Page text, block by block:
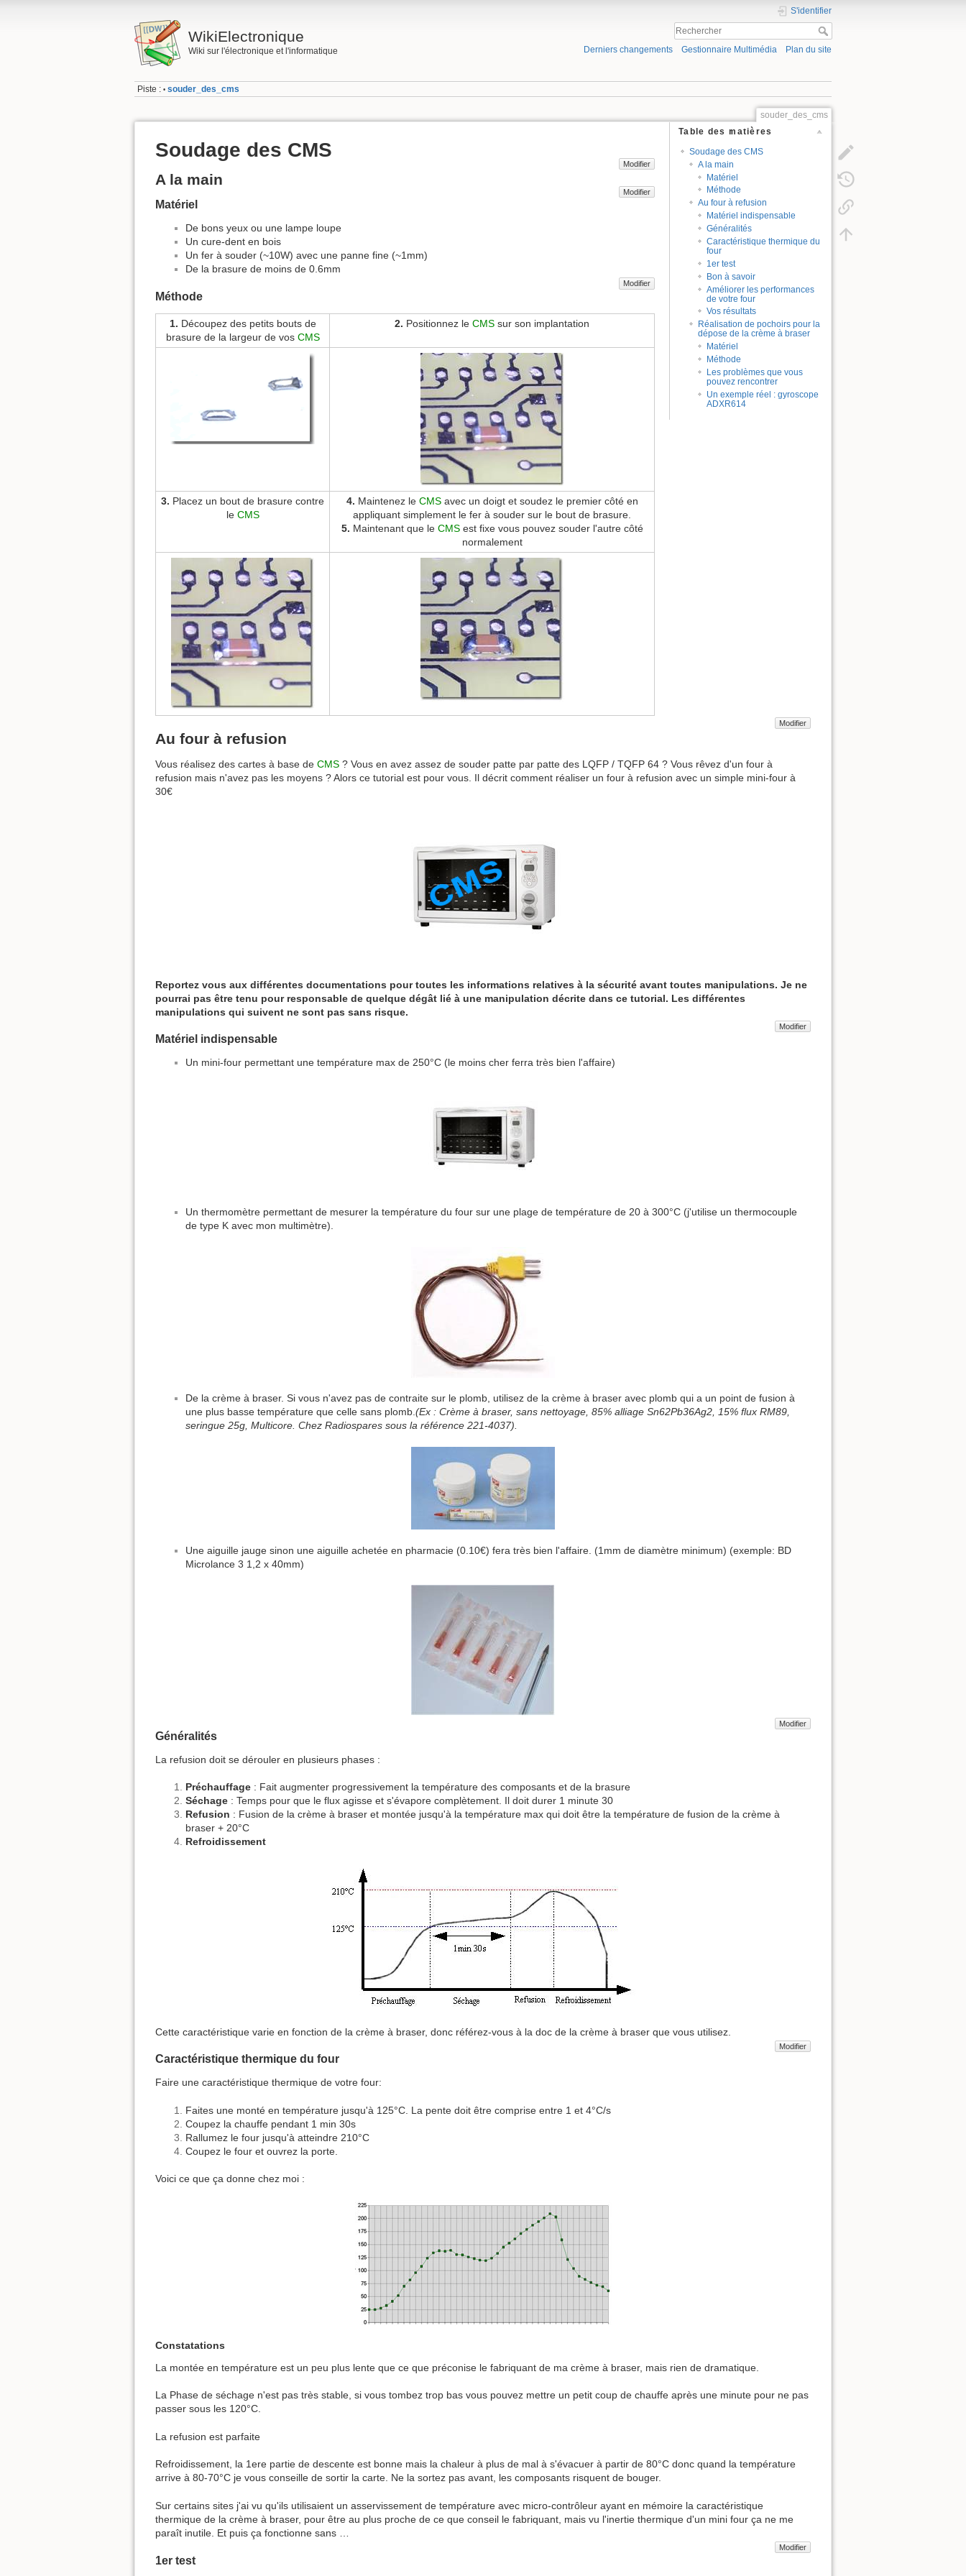
WikiElectronique
Wiki sur l'électronique et l'informatique
S'identifier
Derniers changements Gestionnaire Multimédia Plan du site
Piste : • souder_des_cms
souder_des_cms
Table des matières
Soudage des CMS
A la main
Matériel
Méthode
Au four à refusion
Matériel indispensable
Généralités
Caractéristique thermique du
four
1er test
Bon à savoir
Améliorer les performances
de votre four
Vos résultats
Réalisation de pochoirs pour la
dépose de la crème à braser
Matériel
Méthode
Les problèmes que vous
pouvez rencontrer
Un exemple réel : gyroscope
ADXR614
Soudage des CMS
Modifier
A la main
Modifier
Matériel
De bons yeux ou une lampe loupe
Un cure-dent en bois
Un fer à souder (~10W) avec une panne fine (~1mm)
De la brasure de moins de 0.6mm
Modifier
Méthode
1. Découpez des petits bouts de
brasure de la largeur de vos CMS
2. Positionnez le CMS sur son implantation
3. Placez un bout de brasure contre
le CMS
4. Maintenez le CMSavec un doigt et soudez le premier côté en
appliquant simplement le fer à souder sur le bout de brasure.
5. Maintenant que le CMSest fixe vous pouvez souder l'autre côté
normalement
Modifier
Au four à refusion
Vous réalisez des cartes à base de CMS ? Vous en avez assez de souder patte par patte des LQFP / TQFP 64 ? Vous rêvez d'un four à
refusion mais n'avez pas les moyens ? Alors ce tutorial est pour vous. Il décrit comment réaliser un four à refusion avec un simple mini-four à
30€
Reportez vous aux différentes documentations pour toutes les informations relatives à la sécurité avant toutes manipulations. Je ne
pourrai pas être tenu pour responsable de quelque dégât lié à une manipulation décrite dans ce tutorial. Les différentes
manipulations qui suivent ne sont pas sans risque.
Modifier
Matériel indispensable
Un mini-four permettant une température max de 250°C (le moins cher ferra très bien l'affaire)
Un thermomètre permettant de mesurer la température du four sur une plage de température de 20 à 300°C (j'utilise un thermocouple
de type K avec mon multimètre).
De la crème à braser. Si vous n'avez pas de contraite sur le plomb, utilisez de la crème à braser avec plomb qui a un point de fusion à
une plus basse température que celle sans plomb.(Ex : Crème à braser, sans nettoyage, 85% alliage Sn62Pb36Ag2, 15% flux RM89,
seringue 25g, Multicore. Chez Radiospares sous la référence 221-4037).
Une aiguille jauge sinon une aiguille achetée en pharmacie (0.10€) fera très bien l'affaire. (1mm de diamètre minimum) (exemple: BD
Microlance 3 1,2 x 40mm)
Modifier
Généralités
La refusion doit se dérouler en plusieurs phases :
Préchauffage : Fait augmenter progressivement la température des composants et de la brasure
Séchage : Temps pour que le flux agisse et s'évapore complètement. Il doit durer 1 minute 30
Refusion : Fusion de la crème à braser et montée jusqu'à la température max qui doit être la température de fusion de la crème à
braser + 20°C
Refroidissement
Cette caractéristique varie en fonction de la crème à braser, donc référez-vous à la doc de la crème à braser que vous utilisez.
Modifier
Caractéristique thermique du four
Faire une caractéristique thermique de votre four:
Faites une monté en température jusqu'à 125°C. La pente doit être comprise entre 1 et 4°C/s
Coupez la chauffe pendant 1 min 30s
Rallumez le four jusqu'à atteindre 210°C
Coupez le four et ouvrez la porte.
Voici ce que ça donne chez moi :
Constatations
La montée en température est un peu plus lente que ce que préconise le fabriquant de ma crème à braser, mais rien de dramatique.
La Phase de séchage n'est pas très stable, si vous tombez trop bas vous pouvez mettre un petit coup de chauffe après une minute pour ne pas
passer sous les 120°C.
La refusion est parfaite
Refroidissement, la 1ere partie de descente est bonne mais la chaleur à plus de mal à s'évacuer à partir de 80°C donc quand la température
arrive à 80-70°C je vous conseille de sortir la carte. Ne la sortez pas avant, les composants risquent de bouger.
Sur certains sites j'ai vu qu'ils utilisaient un asservissement de température avec micro-contrôleur ayant en mémoire la caractéristique
thermique de la crème à braser, pour être au plus proche de ce que conseil le fabriquant, mais vu l'inertie thermique d'un mini four ça ne me
paraît inutile. Et puis ça fonctionne sans …
Modifier
1er test